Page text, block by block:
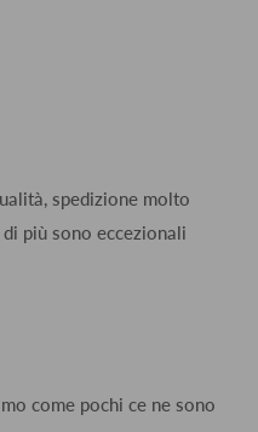
spedizione molto
più sono eccezionali
come pochi ce ne sono